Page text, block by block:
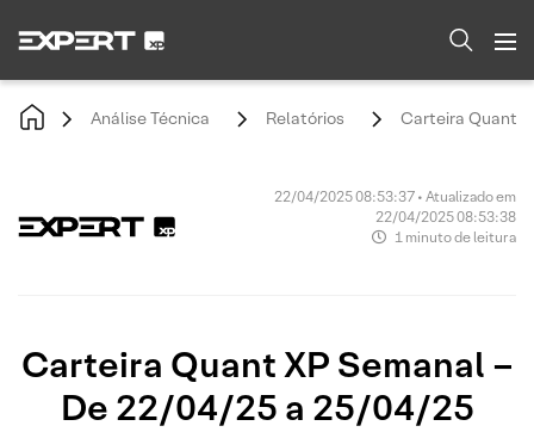
Análise Técnica Relatórios Carteira Quant
22/04/2025 08:53:37 • Atualizado em
22/04/2025 08:53:38
1 minuto de leitura
Carteira Quant XP Semanal –
De 22/04/25 a 25/04/25